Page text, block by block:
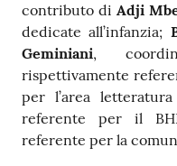
contributo diAdji
dedicate all’infanzia;
Geminiani,
rispettivamente
per l’area
referente per il
referente per la